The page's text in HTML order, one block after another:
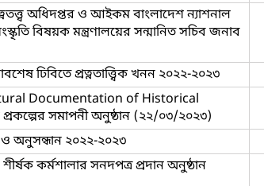
অধিদপ্তর ও আইকম বাংলাদেশ ন্যাশনাল
বিষয়ক মন্ত্রণালয়ের সন্মানিত সচিব জনাব
ঢিবিতে প্রত্নতাত্ত্বিক খনন ২০২২-২০২৩
Documentation of Historical
সমাপনী অনুষ্ঠান (২২/০৩/২০২৩)
ও অনুসন্ধান ২০২২-২০২৩
কর্মশালার সনদপত্র প্রদান অনুষ্ঠান